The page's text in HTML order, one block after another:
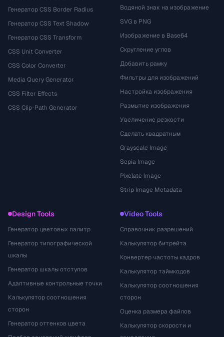
Генератор CSS Border Radius
Генератор CSS Text Shadow
Генератор CSS Transform
CSS Unit Converter
CSS Color Converter
Media Query Generator
CSS Filter Effects
CSS Clip-Path Generator
Водяной знак на изображение
SVG в PNG
Изображение в Base64
Скругление углов
Добавить рамку
Фильтры для изображений
Настройка изображения
Размытие изображения
Увеличение резкости
Сделать квадратным
Grayscale Image
Sepia Image
Pixelate Image
Strip Image Metadata
Design Tools
Генератор цветовых палитр
Генератор типографической
шкалы
Генератор шкалы отступов
Адаптивные контрольные точки
Калькулятор соотношения
сторон
Генератор оттенков цвета
Video Tools
Справочник разрешений
Калькулятор битрейта
Конвертер частоты кадров
Калькулятор таймкодов
Калькулятор соотношения
сторон
Оценка размера файлов
Калькулятор скорости и